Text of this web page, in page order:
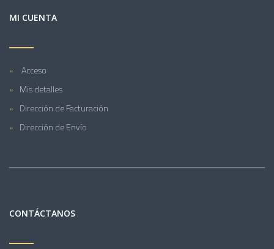
MI CUENTA
Acceso
Mis detalles
Dirección de Facturación
Dirección de Envío
CONTÁCTANOS